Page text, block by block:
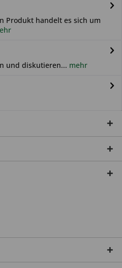
Produkt handelt es sich um
und diskutieren... mehr